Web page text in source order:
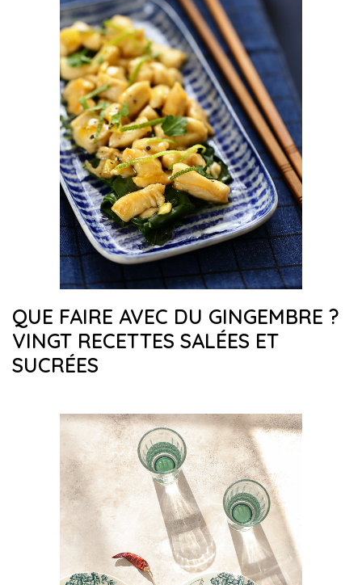
QUE FAIRE AVEC DU GINGEMBRE ?
VINGT RECETTES SALÉES ET
SUCRÉES